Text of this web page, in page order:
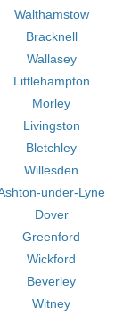
Walthamstow
Bracknell
Wallasey
Littlehampton
Morley
Livingston
Bletchley
Willesden
under-Lyne
Dover
Greenford
Wickford
Beverley
Witney